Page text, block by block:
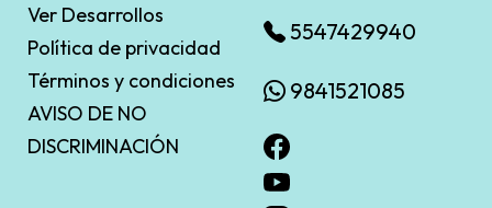
Ver Desarrollos
Política de privacidad
Términos y condiciones
AVISO DE NO
DISCRIMINACIÓN
5547429940
9841521085